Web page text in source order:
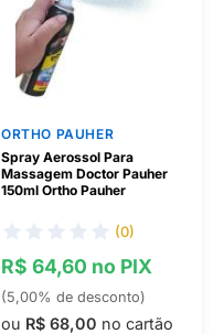
ORTHO PAUHER
Spray Aerossol Para
Massagem Doctor Pauher
150ml Ortho Pauher
(0)
R$ 64,60 no PIX
(5,00% de desconto)
ou R$ 68,00 no cartão